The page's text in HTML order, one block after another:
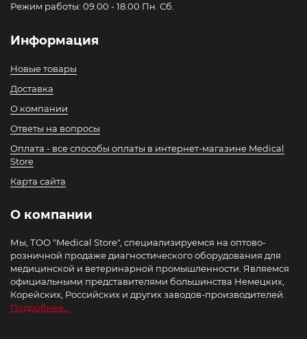
Режим работы: 09.00 - 18.00 Пн. Сб.
Информация
Новые товары
Доставка
О компании
Ответы на вопросы
Оплата - все способы оплаты в интернет-магазине Medical
Store
Карта сайта
О компании
Мы, ТОО "Medical Store", специализируемся на оптово-
розничной продаже диагностического оборудования для
медицинской и ветеринарной промышленности. Являемся
официальными представителями большинства Немецких,
Корейских, Российских и других заводов-производителей.
Подробнее...